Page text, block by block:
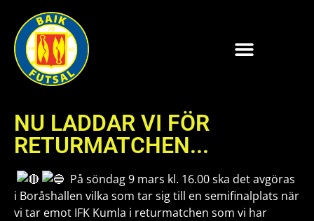
NU LADDAR VI FÖR
RETURMATCHEN...
På söndag 9 mars kl. 16.00 ska det avgöras
i Boråshallen vilka som tar sig till en semifinalplats när
vi tar emot IFK Kumla i returmatchen som vi har